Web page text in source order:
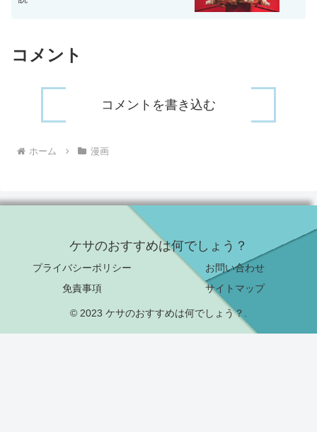
コメント
コメントを書き込む
ホーム 漫画
ケサのおすすめは何でしょう？
プライバシーポリシー
お問い合わせ
免責事項
サイトマップ
© 2023 ケサのおすすめは何でしょう？.